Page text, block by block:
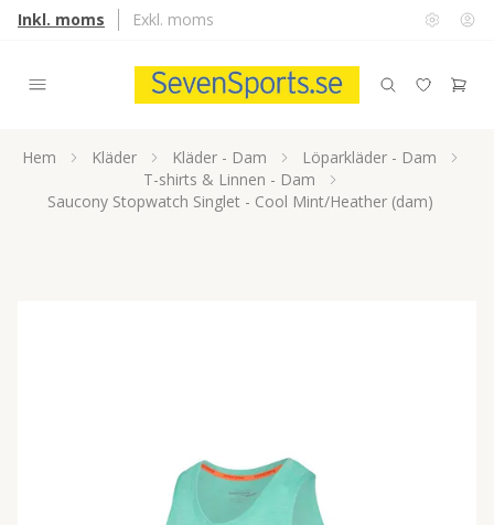
Inkl. moms Exkl. moms
Hem Kläder Kläder - Dam
Löparkläder - Dam
T-shirts & Linnen - Dam
Saucony Stopwatch Singlet - Cool Mint/Heather (dam)